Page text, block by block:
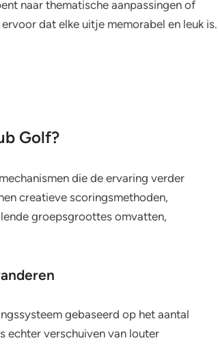
naar thematische aanpassingen of
dat elke uitje memorabel en leuk is.
Golf?
die de ervaring verder
creatieve scoringsmethoden,
groepsgroottes omvatten,
gebaseerd op het aantal
echter verschuiven van louter